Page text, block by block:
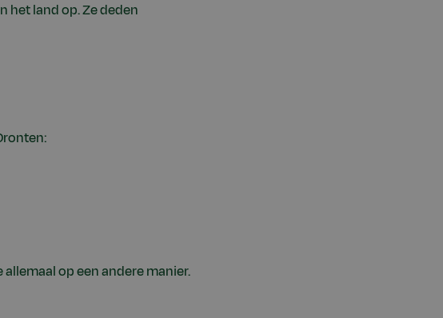
het land op. Ze deden
op een andere manier.